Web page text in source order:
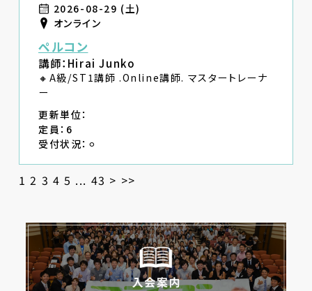
2026-08-29 (土)
オンライン
ペルコン
講師：Hirai Junko
🔸A級/ST1講師 .Online講師. マスタートレーナ
ー
更新単位：
定員：6
受付状況：⚪︎
1 2 3 4 5 ... 43 > >>